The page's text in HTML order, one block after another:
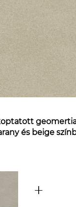
és beige